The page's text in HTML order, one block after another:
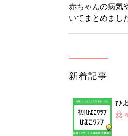
赤ちゃんの病気
いてまとめまし
新着記事
ひ